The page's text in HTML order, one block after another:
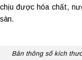
chịu được hóa chất,
sàn.
Bản thông số kích